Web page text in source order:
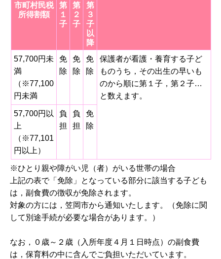
市町村民税
所得割額
第
１
子
第
２
子
第
３
子
以
降
57,700円未
満
（※77,100
円未満
免
除
免
除
免
除
保護者が看護・養育する子ど
ものうち，その出生の早いも
のから順に第１子，第２子…
と数えます。
57,700円以
上
（※77,101
円以上）
負
担
負
担
免
除
※ひとり親や障がい児（者）がいる世帯の場合
上記の表で「免除」となっている部分に該当する子ども
は，副食費の徴収が免除されます。
対象の方には，笠岡市から通知いたします。（免除に関
して別途手続が必要な場合があります。）
なお，０歳～２歳（入所年度４月１日時点）の副食費
は，保育料の中に含んでご負担いただいています。